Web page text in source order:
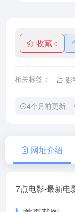
收藏 0
相关标签： 影
4个月前更新
网址介绍
7点电影-最新电